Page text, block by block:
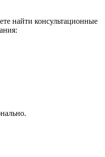
найти консультационные